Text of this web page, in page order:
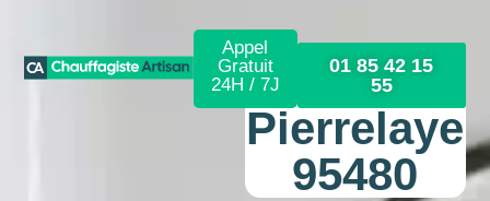
Appel
Gratuit
24H / 7J
01 85 42 15
55
Pierrelaye
95480